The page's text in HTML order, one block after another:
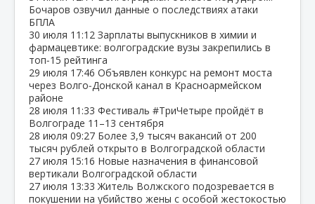
Бочаров озвучил данные о последствиях атаки
БПЛА
30 июля 11:12 Зарплаты выпускников в химии и
фармацевтике: волгоградские вузы закрепились в
топ‑15 рейтинга
29 июля 17:46 Объявлен конкурс на ремонт моста
через Волго‑Донской канал в Красноармейском
районе
28 июля 11:33 Фестиваль #ТриЧетыре пройдёт в
Волгограде 11–13 сентября
28 июля 09:27 Более 3,9 тысяч вакансий от 200
тысяч рублей открыто в Волгоградской области
27 июля 15:16 Новые назначения в финансовой
вертикали Волгоградской области
27 июля 13:33 Житель Волжского подозревается в
покушении на убийство жены с особой жестокостью